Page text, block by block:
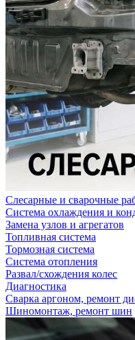
Слесарные и сварочные
Система охлаждения и
Замена узлов и агрегатов
Топливная система
Тормозная система
Система отопления
Развал/схождения колес
Диагностика
Сварка аргоном, ремонт
Шиномонтаж, ремонт шин